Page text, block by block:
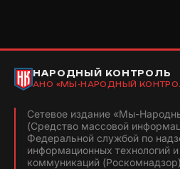
НАРОДНЫЙ КОНТРОЛЬ
АНО «МЫ-НАРОДНЫЙ
Сетевое издание «Мы-
(Средство массовой
Федеральной службой по
информационных технологий
коммуникаций